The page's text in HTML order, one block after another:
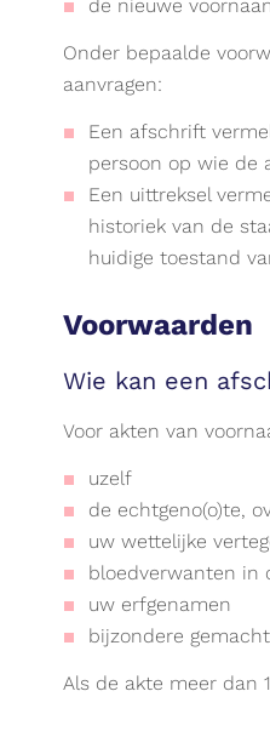
de nieuwe
Onder bepaalde
aanvragen:
Een afschrift
persoon op wie de
Een uittreksel
historiek van de
huidige toestand
Voorwaarden
Wie kan een
Voor akten van
uzelf
de echtgeno(o)te,
uw wettelijke
bloedverwanten in
uw erfgenamen
bijzondere
Als de akte meer dan